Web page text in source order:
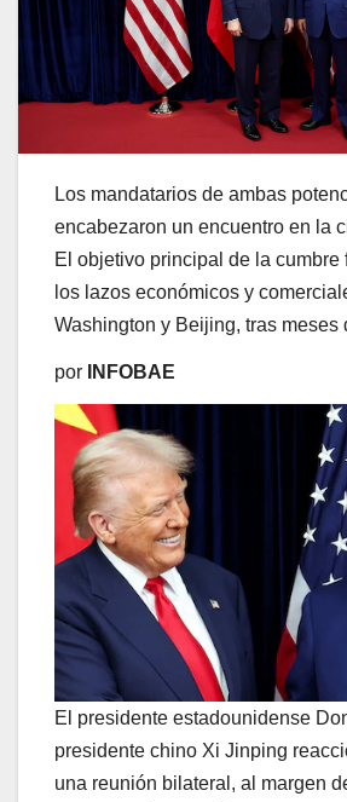
Los mandatarios de ambas
encabezaron un encuentro en la
El objetivo principal de la cumbre
los lazos económicos y
Washington y Beijing, tras meses
por INFOBAE
El presidente estadounidense
presidente chino Xi Jinping
una reunión bilateral, al margen